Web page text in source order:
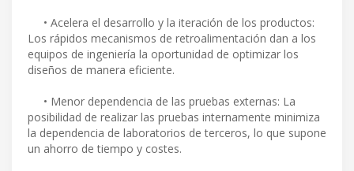
• Acelera el desarrollo y la iteración de los productos:
Los rápidos mecanismos de retroalimentación dan a los
equipos de ingeniería la oportunidad de optimizar los
diseños de manera eficiente.
• Menor dependencia de las pruebas externas: La
posibilidad de realizar las pruebas internamente minimiza
la dependencia de laboratorios de terceros, lo que supone
un ahorro de tiempo y costes.